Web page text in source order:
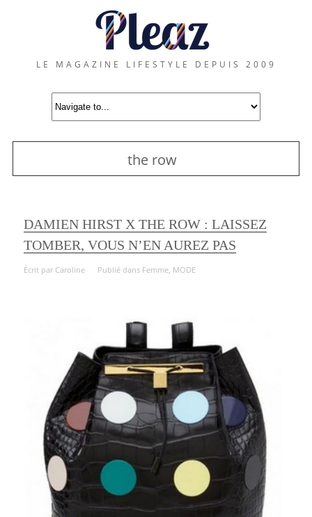
LE MAGAZINE LIFESTYLE DEPUIS 2009
the row
DAMIEN HIRST X THE ROW : LAISSEZ
TOMBER, VOUS N’EN AUREZ PAS
Écrit par Caroline Publié dans Femme, MODE